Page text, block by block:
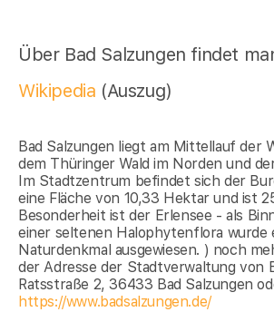
Über Bad Salzungen findet
Wikipedia (Auszug)
Bad Salzungen liegt am Mittellauf der
dem Thüringer Wald im Norden und
Im Stadtzentrum befindet sich der
eine Fläche von 10,33 Hektar und ist
Besonderheit ist der Erlensee - als
einer seltenen Halophytenflora wurde
Naturdenkmal ausgewiesen. ) noch
der Adresse der Stadtverwaltung von
Ratsstraße 2, 36433 Bad Salzungen
https://www.badsalzungen.de/